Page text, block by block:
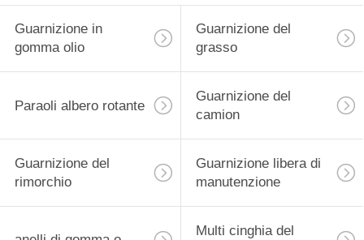
Guarnizione in
gomma olio
Guarnizione del
grasso
Paraoli albero rotante
Guarnizione del
camion
Guarnizione del
rimorchio
Guarnizione libera di
manutenzione
Multi cinghia del